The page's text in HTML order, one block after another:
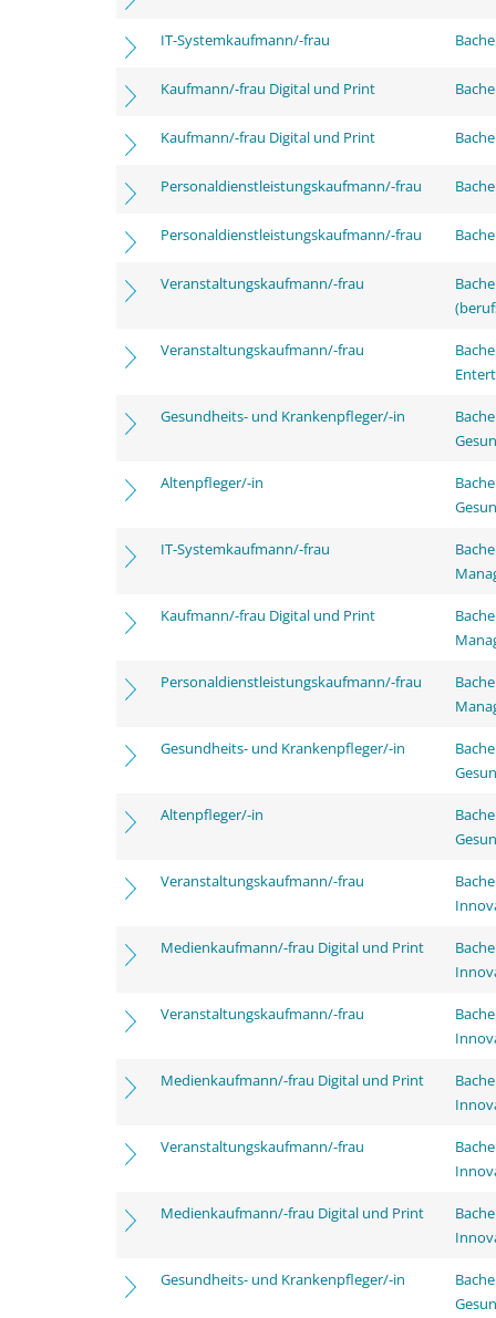
IT-Systemkaufmann/-frau
Kaufmann/-frau Digital und Print
Kaufmann/-frau Digital und Print
Personaldienstleistungskaufmann/-frau
Personaldienstleistungskaufmann/-frau
Veranstaltungskaufmann/-frau
Veranstaltungskaufmann/-frau
Gesundheits- und Krankenpfleger/-in
Altenpfleger/-in
IT-Systemkaufmann/-frau
Kaufmann/-frau Digital und Print
Personaldienstleistungskaufmann/-frau
Gesundheits- und Krankenpfleger/-in
Altenpfleger/-in
Veranstaltungskaufmann/-frau
Medienkaufmann/-frau Digital und Print
Veranstaltungskaufmann/-frau
Medienkaufmann/-frau Digital und Print
Veranstaltungskaufmann/-frau
Medienkaufmann/-frau Digital und Print
Gesundheits- und Krankenpfleger/-in